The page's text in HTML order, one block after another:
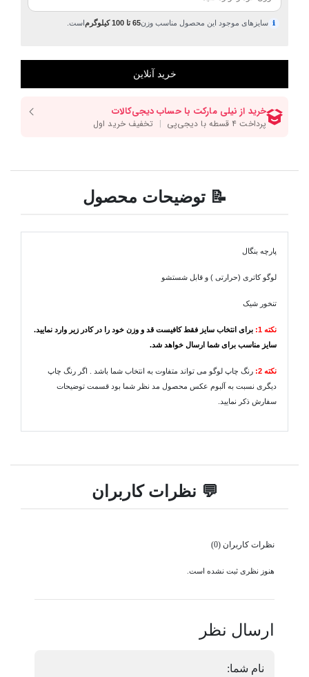
ℹ سایزهای موجود این محصول مناسب وزن65 تا 100 کیلوگرم است.
📝 توضیحات محصول
پارچه بنگال
لوگو کاتری (حرارتی ) و قابل شستشو
تنخور شیک
نکته 1:
برای انتخاب سایز فقط کافیست قد و وزن خود را در کادر زیر وارد نمایید.
سایز مناسب برای شما ارسال خواهد شد.
نکته 2:
رنگ چاپ لوگو می تواند متفاوت به انتخاب شما باشد . اگر رنگ چاپ
دیگری نسبت به آلبوم عکس محصول مد نظر شما بود قسمت توضیحات
سفارش ذکر نمایید.
💬 نظرات کاربران
نظرات کاربران (0)
هنوز نظری ثبت نشده است.
ارسال نظر
نام شما: